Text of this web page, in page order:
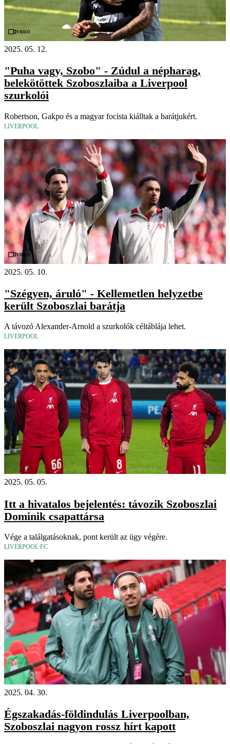
Videó
2025. 05. 12.
"Puha vagy, Szobo" - Zúdul a népharag,
belekötöttek Szoboszlaiba a Liverpool
szurkolói
Robertson, Gakpo és a magyar focista kiálltak a barátjukért.
LIVERPOOL
Videó
2025. 05. 10.
"Szégyen, áruló" - Kellemetlen helyzetbe
került Szoboszlai barátja
A távozó Alexander-Arnold a szurkolók céltáblája lehet.
LIVERPOOL
2025. 05. 05.
Itt a hivatalos bejelentés: távozik Szoboszlai
Dominik csapattársa
Vége a találgatásoknak, pont került az ügy végére.
LIVERPOOL FC
2025. 04. 30.
Égszakadás-földindulás Liverpoolban,
Szoboszlai nagyon rossz hírt kapott